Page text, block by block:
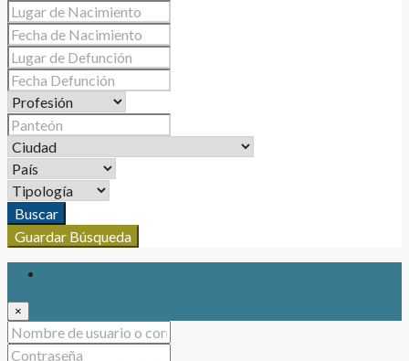
Buscar
Guardar Búsqueda
×